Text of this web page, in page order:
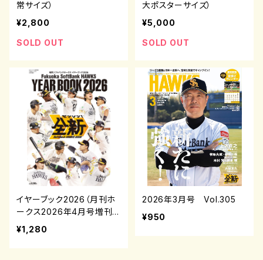
常サイズ）
¥2,800
SOLD OUT
大ポスターサイズ）
¥5,000
SOLD OUT
イヤーブック2026（月刊ホ
ークス2026年4月号増刊）
¥1,280
2026年3月号 Vol.305
¥950